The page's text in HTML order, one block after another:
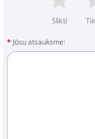
Slikti
Jūsu atsauksme: